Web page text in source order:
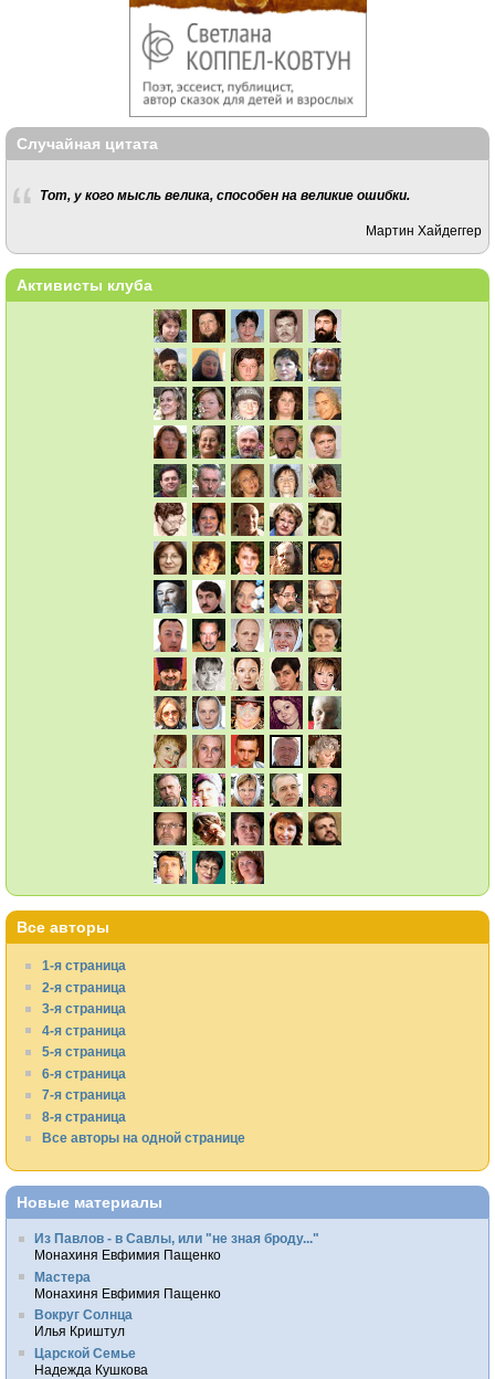
Случайная цитата
Тот, у кого мысль велика, способен на великие ошибки.
Мартин Хайдеггер
Активисты клуба
Все авторы
1-я страница
2-я страница
3-я страница
4-я страница
5-я страница
6-я страница
7-я страница
8-я страница
Все авторы на одной странице
Новые материалы
Из Павлов - в Савлы, или "не зная броду..."
Монахиня Евфимия Пащенко
Мастера
Монахиня Евфимия Пащенко
Вокруг Солнца
Илья Криштул
Царской Семье
Надежда Кушкова